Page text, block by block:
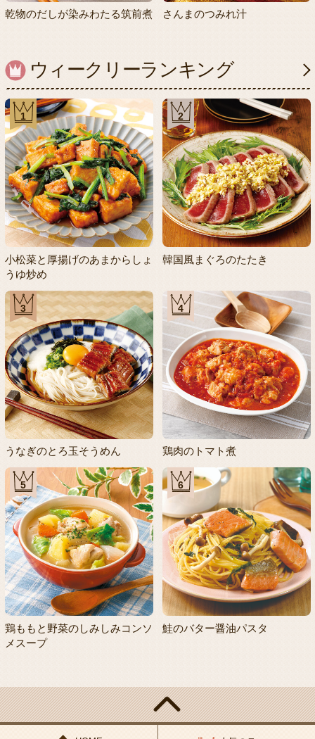
乾物のだしが染みわたる筑前煮 さんまのつみれ汁
ウィークリーランキング
1
小松菜と厚揚げのあまからしょ
うゆ炒め
2
韓国風まぐろのたたき
3
うなぎのとろ玉そうめん
4
鶏肉のトマト煮
5
鶏ももと野菜のしみしみコンソ
メスープ
6
鮭のバター醤油パスタ